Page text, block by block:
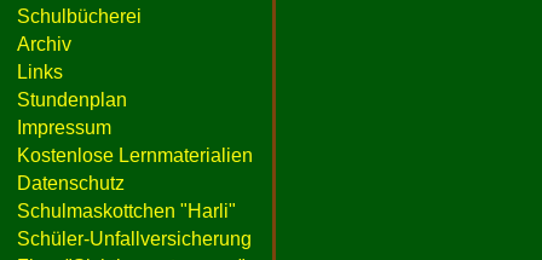
Schulbücherei
Archiv
Links
Stundenplan
Impressum
Kostenlose Lernmaterialien
Datenschutz
Schulmaskottchen "Harli"
Schüler-Unfallversicherung